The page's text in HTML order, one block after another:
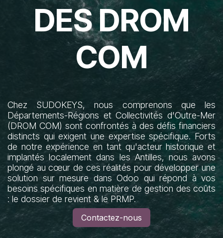
DES DROM
COM
Chez SUDOKEYS, nous comprenons que les
Départements-Régions et Collectivités d'Outre-Mer
(DROM COM) sont confrontés à des défis financiers
distincts qui exigent une expertise spécifique. Forts
de notre expérience en tant qu'acteur historique et
implantés localement dans les Antilles, nous avons
plongé au cœur de ces réalités pour développer une
solution sur mesure dans Odoo qui répond à vos
besoins spécifiques en matière de gestion des coûts
: le dossier de revient & le PRMP.
Contactez-nous